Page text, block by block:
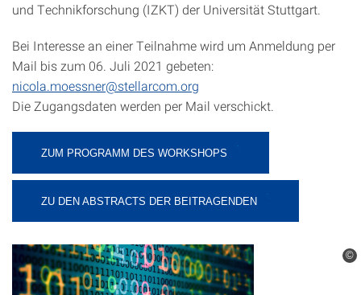
und Technikforschung (IZKT) der Universität Stuttgart.
Bei Interesse an einer Teilnahme wird um Anmeldung per
Mail bis zum 06. Juli 2021 gebeten:
nicola.moessner@stellarcom.org
Die Zugangsdaten werden per Mail verschickt.
ZUM PROGRAMM DES WORKSHOPS
ZU DEN ABSTRACTS DER BEITRAGENDEN
©